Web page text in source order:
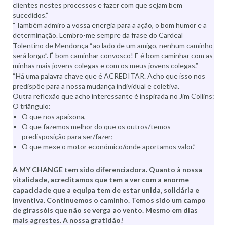
clientes nestes processos e fazer com que sejam bem
sucedidos.”
“Também admiro a vossa energia para a ação, o bom humor e a
determinação. Lembro-me sempre da frase do Cardeal
Tolentino de Mendonça “ao lado de um amigo, nenhum caminho
será longo”. É bom caminhar convosco! E é bom caminhar com as
minhas mais jovens colegas e com os meus jovens colegas.”
“Há uma palavra chave que é ACREDITAR. Acho que isso nos
predispõe para a nossa mudança individual e coletiva.
Outra reflexão que acho interessante é inspirada no Jim Collins:
O triângulo:
O que nos apaixona,
O que fazemos melhor do que os outros/temos
predisposição para ser/fazer;
O que mexe o motor económico/onde aportamos valor.”
A MY CHANGE tem sido diferenciadora. Quanto à nossa
vitalidade, acreditamos que tem a ver com a enorme
capacidade que a equipa tem de estar unida, solidária e
inventiva. Continuemos o caminho. Temos sido um campo
de girassóis que não se verga ao vento. Mesmo em dias
mais agrestes. A nossa gratidão!